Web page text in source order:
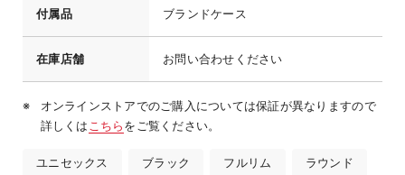
付属品 ブランドケース
在庫店舗 お問い合わせください
オンラインストアでのご購入については保証が異なりますので
詳しくは こちらをご覧ください。
ユニセックス ブラック フルリム ラウンド